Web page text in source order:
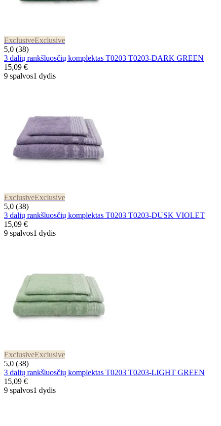
ExclusiveExclusive
5,0 (38)
3 dalių rankšluosčių komplektas T0203 T0203-DARK GREEN
15,09 €
9 spalvos1 dydis
ExclusiveExclusive
5,0 (38)
3 dalių rankšluosčių komplektas T0203 T0203-DUSK VIOLET
15,09 €
9 spalvos1 dydis
ExclusiveExclusive
5,0 (38)
3 dalių rankšluosčių komplektas T0203 T0203-LIGHT GREEN
15,09 €
9 spalvos1 dydis